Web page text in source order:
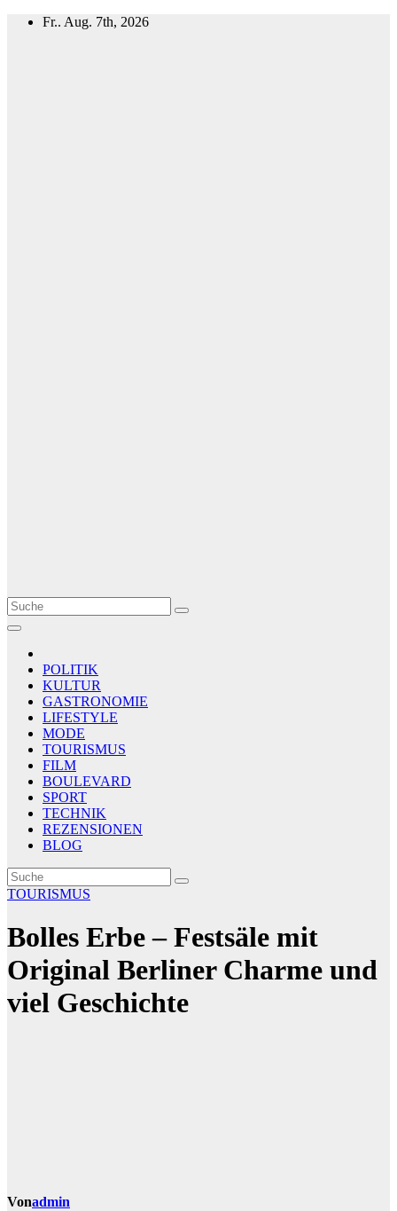
Zum
Fr.. Aug. 7th, 2026
Le Matin
AGENCE DE PRESSE
POLITIK
KULTUR
GASTRONOMIE
LIFESTYLE
MODE
TOURISMUS
FILM
BOULEVARD
SPORT
TECHNIK
REZENSIONEN
BLOG
TOURISMUS
Bolles Erbe – Festsäle mit
Original Berliner Charme und
viel Geschichte
Vonadmin